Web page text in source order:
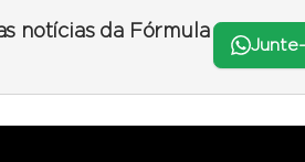
notícias da Fórmula